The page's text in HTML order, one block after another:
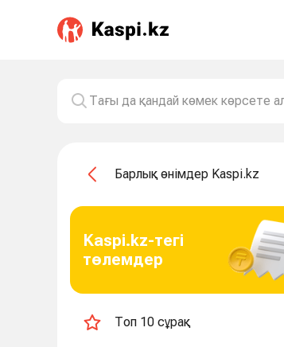
Барлық өнімдер Kaspi.kz
Kaspi.kz-тегі
төлемдер
Топ 10 сұрақ